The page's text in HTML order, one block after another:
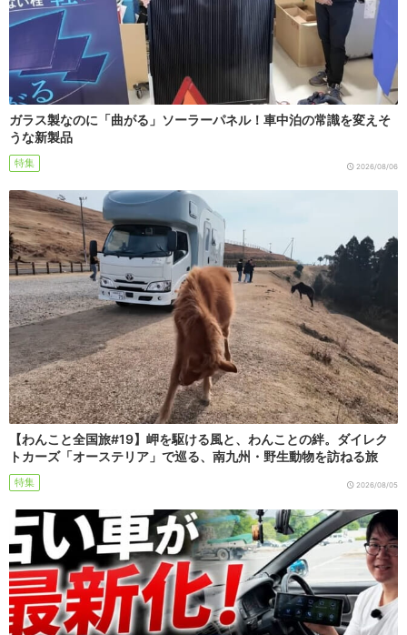
ガラス製なのに「曲がる」ソーラーパネル！車中泊の常識を変えそ
うな新製品
特集 2026/08/06
【わんこと全国旅#19】岬を駆ける風と、わんことの絆。ダイレク
トカーズ「オーステリア」で巡る、南九州・野生動物を訪ねる旅
特集 2026/08/05